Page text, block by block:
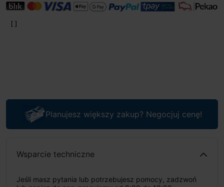
Planujesz większy zakup? Negocjuj cenę!
Wsparcie techniczne
Jeśli masz pytania lub potrzebujesz pomocy, zadzwoń